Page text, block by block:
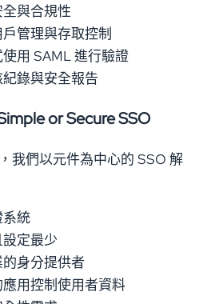
與合規性
管理與存取控制
用 SAML 進行驗證
錄與安全報告
or Secure SSO
我們以元件為中心的 SSO 解
統
定最少
身分提供者
用控制使用者資料